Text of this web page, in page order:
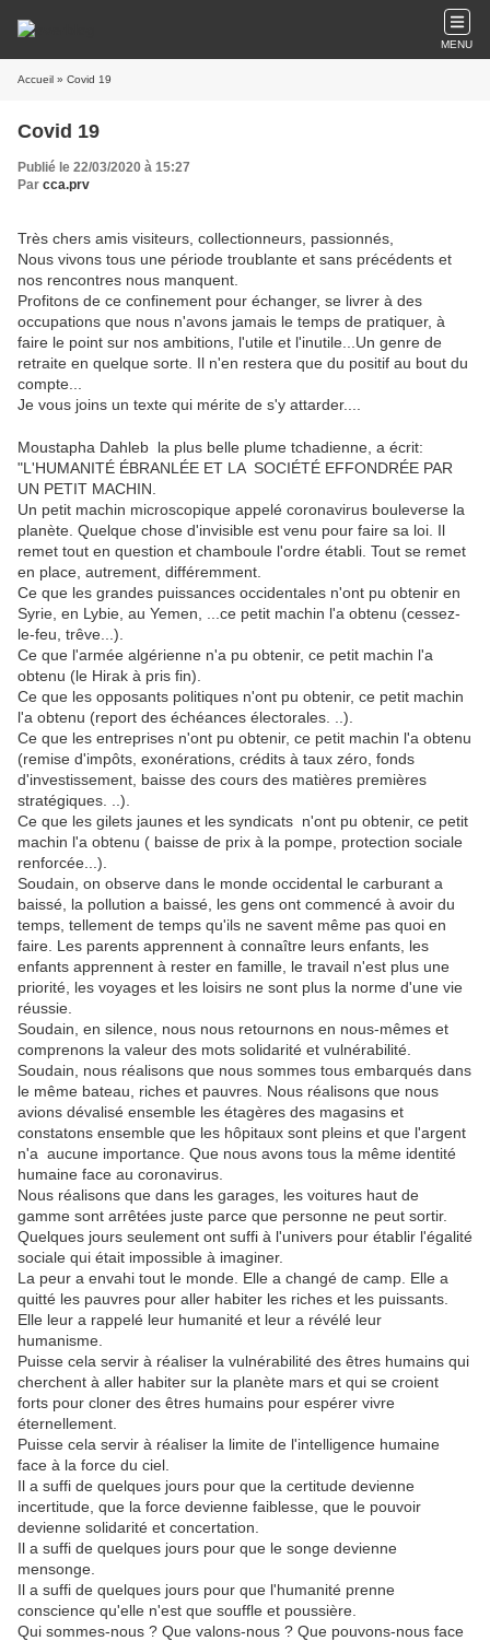
MENU
Accueil » Covid 19
Covid 19
Publié le 22/03/2020 à 15:27
Par cca.prv
Très chers amis visiteurs, collectionneurs, passionnés,
Nous vivons tous une période troublante et sans précédents et
nos rencontres nous manquent.
Profitons de ce confinement pour échanger, se livrer à des
occupations que nous n'avons jamais le temps de pratiquer, à
faire le point sur nos ambitions, l'utile et l'inutile...Un genre de
retraite en quelque sorte. Il n'en restera que du positif au bout du
compte...
Je vous joins un texte qui mérite de s'y attarder....
Moustapha Dahleb la plus belle plume tchadienne, a écrit:
"L'HUMANITÉ ÉBRANLÉE ET LA SOCIÉTÉ EFFONDRÉE PAR
UN PETIT MACHIN.
Un petit machin microscopique appelé coronavirus bouleverse la
planète. Quelque chose d'invisible est venu pour faire sa loi. Il
remet tout en question et chamboule l'ordre établi. Tout se remet
en place, autrement, différemment.
Ce que les grandes puissances occidentales n'ont pu obtenir en
Syrie, en Lybie, au Yemen, ...ce petit machin l'a obtenu (cessez-
le-feu, trêve...).
Ce que l'armée algérienne n'a pu obtenir, ce petit machin l'a
obtenu (le Hirak à pris fin).
Ce que les opposants politiques n'ont pu obtenir, ce petit machin
l'a obtenu (report des échéances électorales. ..).
Ce que les entreprises n'ont pu obtenir, ce petit machin l'a obtenu
(remise d'impôts, exonérations, crédits à taux zéro, fonds
d'investissement, baisse des cours des matières premières
stratégiques. ..).
Ce que les gilets jaunes et les syndicats n'ont pu obtenir, ce petit
machin l'a obtenu ( baisse de prix à la pompe, protection sociale
renforcée...).
Soudain, on observe dans le monde occidental le carburant a
baissé, la pollution a baissé, les gens ont commencé à avoir du
temps, tellement de temps qu'ils ne savent même pas quoi en
faire. Les parents apprennent à connaître leurs enfants, les
enfants apprennent à rester en famille, le travail n'est plus une
priorité, les voyages et les loisirs ne sont plus la norme d'une vie
réussie.
Soudain, en silence, nous nous retournons en nous-mêmes et
comprenons la valeur des mots solidarité et vulnérabilité.
Soudain, nous réalisons que nous sommes tous embarqués dans
le même bateau, riches et pauvres. Nous réalisons que nous
avions dévalisé ensemble les étagères des magasins et
constatons ensemble que les hôpitaux sont pleins et que l'argent
n'a aucune importance. Que nous avons tous la même identité
humaine face au coronavirus.
Nous réalisons que dans les garages, les voitures haut de
gamme sont arrêtées juste parce que personne ne peut sortir.
Quelques jours seulement ont suffi à l'univers pour établir l'égalité
sociale qui était impossible à imaginer.
La peur a envahi tout le monde. Elle a changé de camp. Elle a
quitté les pauvres pour aller habiter les riches et les puissants.
Elle leur a rappelé leur humanité et leur a révélé leur
humanisme.
Puisse cela servir à réaliser la vulnérabilité des êtres humains qui
cherchent à aller habiter sur la planète mars et qui se croient
forts pour cloner des êtres humains pour espérer vivre
éternellement.
Puisse cela servir à réaliser la limite de l'intelligence humaine
face à la force du ciel.
Il a suffi de quelques jours pour que la certitude devienne
incertitude, que la force devienne faiblesse, que le pouvoir
devienne solidarité et concertation.
Il a suffi de quelques jours pour que le songe devienne
mensonge.
Il a suffi de quelques jours pour que l'humanité prenne
conscience qu'elle n'est que souffle et poussière.
Qui sommes-nous ? Que valons-nous ? Que pouvons-nous face